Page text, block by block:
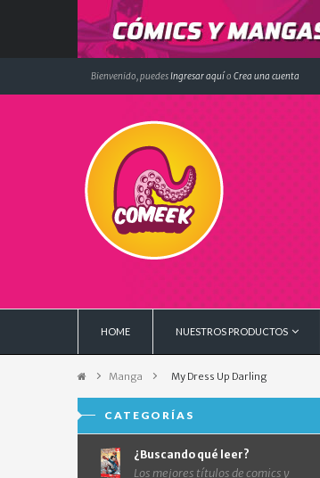
Bienvenido, puedesIngresar aquío Crea una cuenta
HOME NUESTROS PRODUCTOS
Manga > My Dress Up Darling
CATEGORÍAS
¿Buscando qué leer?
Los mejores títulos de comics y